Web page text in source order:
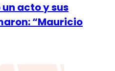
acto y sus
“Mauricio